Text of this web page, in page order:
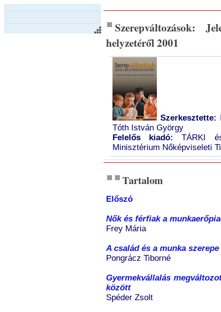
Szerepváltozások:
helyzetéről 2001
Szerkesztette:
Tóth István György
Felelős kiadó:
TÁRKI
Minisztérium Nőképviseleti
Tartalom
Előszó
Nők és férfiak a
Frey Mária
A család és a munka
Pongrácz Tiborné
Gyermekvállalás
között
Spéder Zsolt